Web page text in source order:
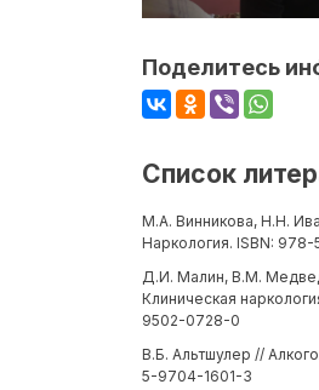
Поделитесь
Список
М.А. Винникова, Н.Н.
Наркология. ISBN:
Д.И. Малин, В.М.
Клиническая
9502-0728-0
В.Б. Альтшулер //
5-9704-1601-3